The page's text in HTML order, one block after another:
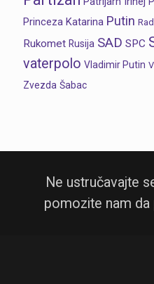
Princeza Katarina Putin
Rukomet Rusija SAD SPC
vaterpolo Vladimir Putin
Zvezda Šabac
Ne ustručavajte
pomozite nam da